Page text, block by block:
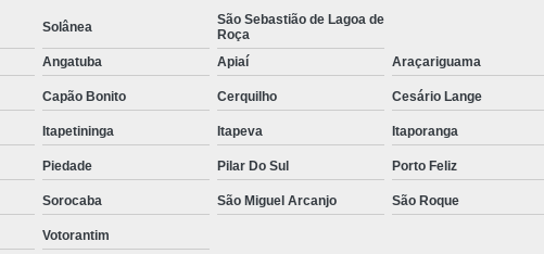
Solânea
São Sebastião de Lagoa de
Roça
Angatuba Apiaí Araçariguama
Capão Bonito Cerquilho Cesário Lange
Itapetininga Itapeva Itaporanga
Piedade Pilar Do Sul Porto Feliz
Sorocaba São Miguel Arcanjo São Roque
Votorantim